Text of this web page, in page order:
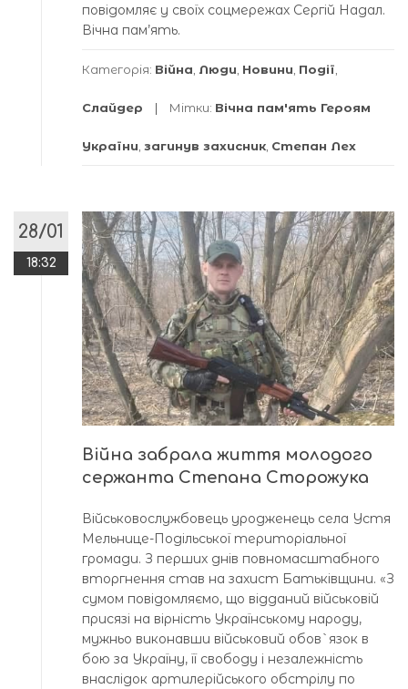
повідомляє у своїх соцмережах Сергій Надал.
Вічна пам’ять.
Категорія: Війна, Люди, Новини, Події,
Слайдер Мітки: Вічна пам'ять Героям
України, загинув захисник, Степан Лех
28/01
18:32
Війна забрала життя молодого
сержанта Степана Сторожука
Військовослужбовець уродженець села Устя
Мельнице-Подільської територіальної
громади. З перших днів повномасштабного
вторгнення став на захист Батьківщини. «З
сумом повідомляємо, що відданий військовій
присязі на вірність Українському народу,
мужньо виконавши військовий обов`язок в
бою за Україну, її свободу і незалежність
внаслідок артилерійського обстрілу по